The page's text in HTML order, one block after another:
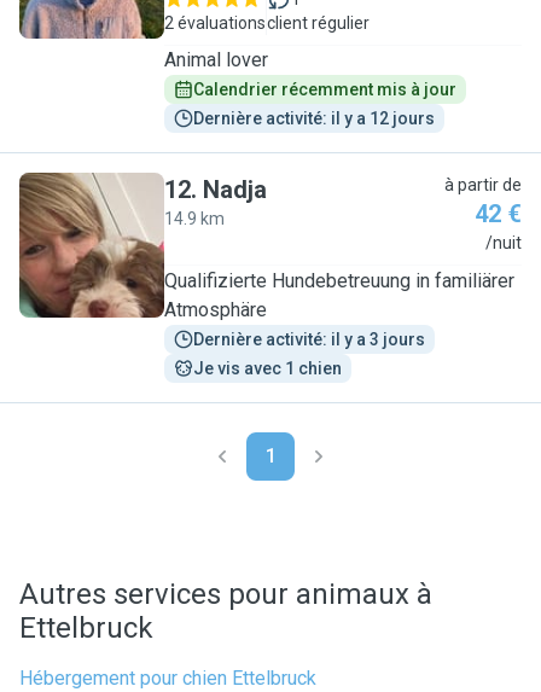
2 évaluationsclient régulier
Animal lover
Calendrier récemment mis à jour
Dernière activité: il y a 12 jours
N
12. Nadja
14.9 km
à partir de
42 €
/nuit
Qualifizierte Hundebetreuung in familiärer
Atmosphäre
Dernière activité: il y a 3 jours
Je vis avec 1 chien
1
Autres services pour animaux à
Ettelbruck
Hébergement pour chien Ettelbruck